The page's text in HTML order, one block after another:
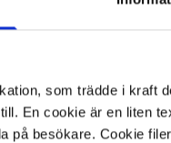
som trädde i kraft
En cookie är en liten
på besökare. Cookie
4/FP
Batteri Laddbar
Extreme 4/FP